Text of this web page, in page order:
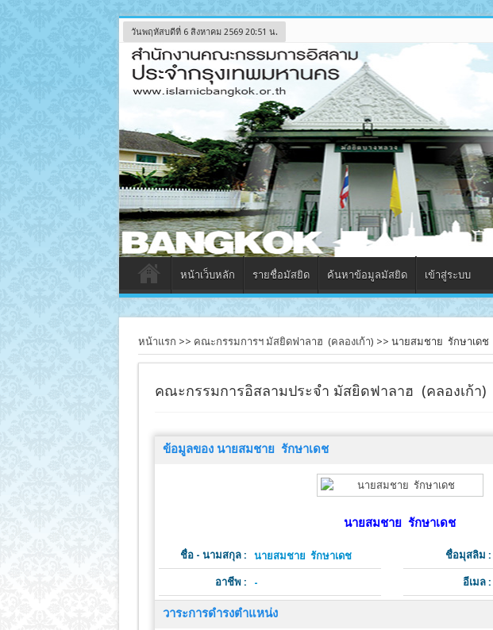
วันพฤหัสบดีที่ 6 สิงหาคม 2569 20:51 น.
หน้าเว็บหลัก รายชื่อมัสยิด ค้นหาข้อมูลมัสยิด เข้าสู่ระบบ
หน้าแรก >> คณะกรรมการฯ มัสยิดฟาลาฮ (คลองเก้า) >> นายสมชาย รักษาเดช
คณะกรรมการอิสลามประจำ มัสยิดฟาลาฮ (คลองเก้า)
ข้อมูลของ นายสมชาย รักษาเดช
นายสมชาย รักษาเดช
ชื่อ - นามสกุล : นายสมชาย รักษาเดช ชื่อมุสลิม :
อาชีพ : - อีเมล :
วาระการดำรงตำแหน่ง